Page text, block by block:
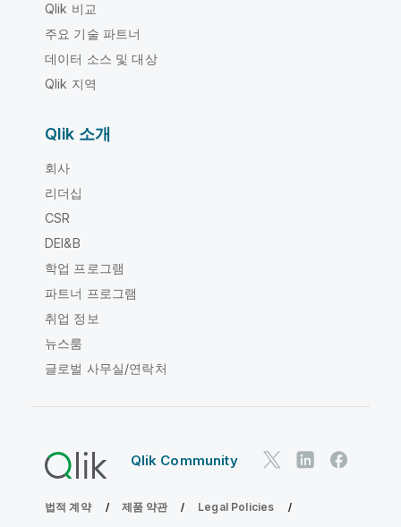
Qlik 비교
주요 기술 파트너
데이터 소스 및 대상
Qlik 지역
Qlik 소개
회사
리더십
CSR
DEI&B
학업 프로그램
파트너 프로그램
취업 정보
뉴스룸
글로벌 사무실/연락처
Qlik Community
법적 계약 제품 약관
Legal Policies